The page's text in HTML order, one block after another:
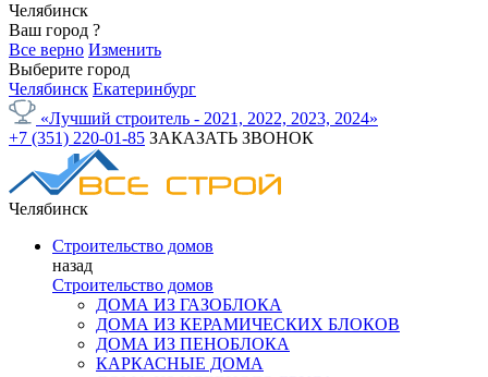
Челябинск
Ваш город ?
Все верно Изменить
Выберите город
Челябинск Екатеринбург
«Лучший строитель - 2021, 2022, 2023, 2024»
+7 (351) 220-01-85 ЗАКАЗАТЬ ЗВОНОК
Челябинск
Строительство домов
назад
Строительство домов
ДОМА ИЗ ГАЗОБЛОКА
ДОМА ИЗ КЕРАМИЧЕСКИХ БЛОКОВ
ДОМА ИЗ ПЕНОБЛОКА
КАРКАСНЫЕ ДОМА